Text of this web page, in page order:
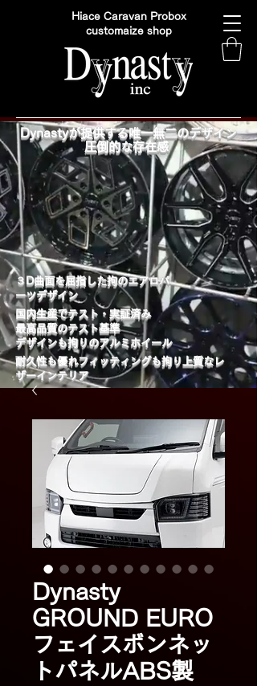
Hiace Caravan Probox
customaize shop
Dynastyが提供する唯一無二のデザイン
圧倒的な存在感
​３D曲面を屈指した拘のエアロパ
ーツデザイン
国内生産でテスト・実証済み
最高品質のテスト基準
デザインも拘りのアルミホイール
​耐久性も優れフィッティングも拘り上質なレ
ザーインテリア
Dynasty
GROUND EURO
フェイスボンネッ
トパネルABS製